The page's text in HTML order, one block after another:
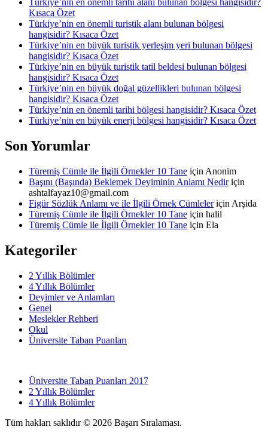
Türkiye’nin en önemli tarihi alanı bulunan bölgesi hangisidir?
Kısaca Özet
Türkiye’nin en önemli turistik alanı bulunan bölgesi
hangisidir? Kısaca Özet
Türkiye’nin en büyük turistik yerleşim yeri bulunan bölgesi
hangisidir? Kısaca Özet
Türkiye’nin en büyük turistik tatil beldesi bulunan bölgesi
hangisidir? Kısaca Özet
Türkiye’nin en büyük doğal güzellikleri bulunan bölgesi
hangisidir? Kısaca Özet
Türkiye’nin en önemli tarihi bölgesi hangisidir? Kısaca Özet
Türkiye’nin en büyük enerji bölgesi hangisidir? Kısaca Özet
Son Yorumlar
Türemiş Cümle ile İlgili Örnekler 10 Tane için Anonim
Başını (Başında) Beklemek Deyiminin Anlamı Nediriçin
ashtalfayaz10@gmail.com
Figür Sözlük Anlamı ve ile İlgili Örnek Cümleleriçin Arşida
Türemiş Cümle ile İlgili Örnekler 10 Tane için halil
Türemiş Cümle ile İlgili Örnekler 10 Tane için Ela
Kategoriler
2 Yıllık Bölümler
4 Yıllık Bölümler
Deyimler ve Anlamları
Genel
Meslekler Rehberi
Okul
Üniversite Taban Puanları
Üniversite Taban Puanları 2017
2 Yıllık Bölümler
4 Yıllık Bölümler
Tüm hakları saklıdır © 2026 Başarı Sıralaması.